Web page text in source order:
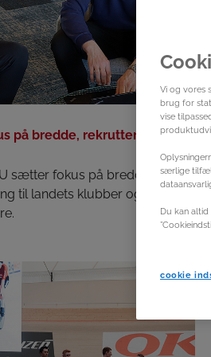
på bredde, rekruttering og
sætter fokus på bredden i dansk
til landets klubber og
Vi og vores
brug for
vise
særlige
Du kan
cookie